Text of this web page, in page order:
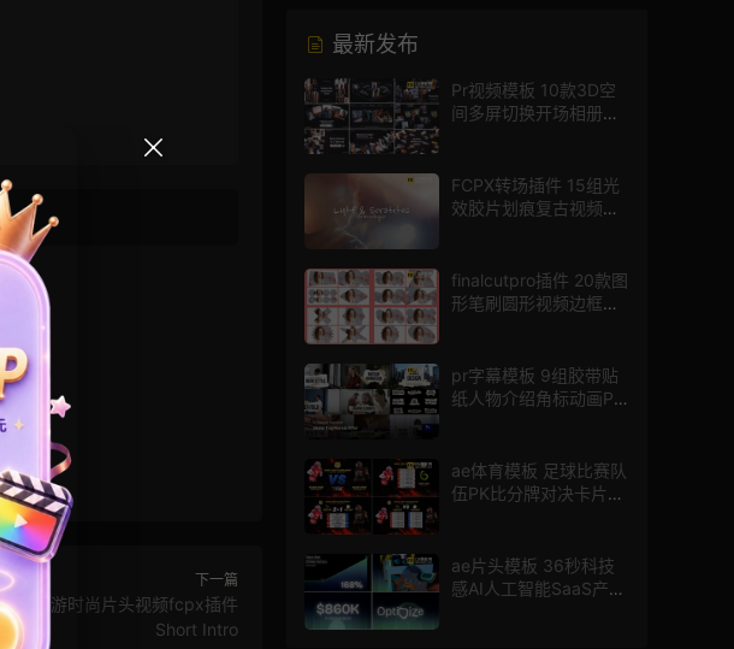
活动
下一篇
旅游时尚片头视频fcpx插件
Short Intro
最新发布
Pr视频模板 10款3D空
间多屏切换开场相册视
FCPX转场插件 15组光
效胶片划痕复古视频过
finalcutpro插件 20款图
形笔刷圆形视频边框遮
pr字幕模板 9组胶带贴
纸人物介绍角标动画PR
ae体育模板 足球比赛队
伍PK比分牌对决卡片球
ae片头模板 36秒科技
感AI人工智能SaaS产品